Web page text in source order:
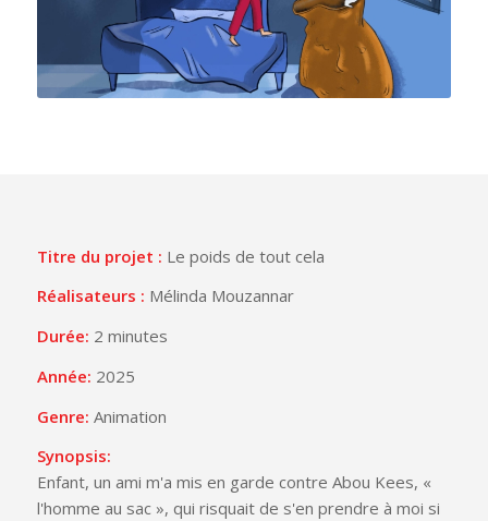
Titre du projet : Le poids de tout cela
Réalisateurs : Mélinda Mouzannar
Durée: 2 minutes
Année: 2025
Genre: Animation
Synopsis:
Enfant, un ami m'a mis en garde contre Abou Kees, «
l'homme au sac », qui risquait de s'en prendre à moi si